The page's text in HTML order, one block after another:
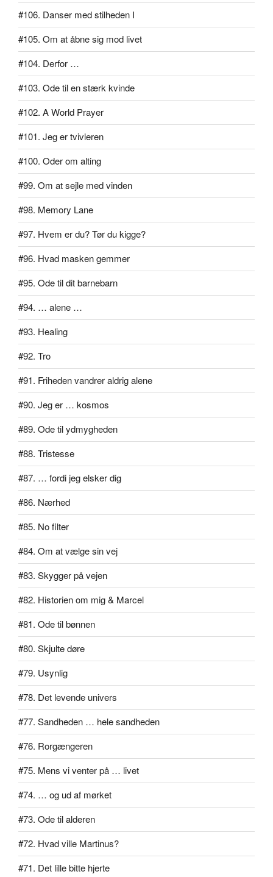
#106. Danser med stilheden I
#105. Om at åbne sig mod livet
#104. Derfor …
#103. Ode til en stærk kvinde
#102. A World Prayer
#101. Jeg er tvivleren
#100. Oder om alting
#99. Om at sejle med vinden
#98. Memory Lane
#97. Hvem er du? Tør du kigge?
#96. Hvad masken gemmer
#95. Ode til dit barnebarn
#94. … alene …
#93. Healing
#92. Tro
#91. Friheden vandrer aldrig alene
#90. Jeg er … kosmos
#89. Ode til ydmygheden
#88. Tristesse
#87. … fordi jeg elsker dig
#86. Nærhed
#85. No filter
#84. Om at vælge sin vej
#83. Skygger på vejen
#82. Historien om mig & Marcel
#81. Ode til bønnen
#80. Skjulte døre
#79. Usynlig
#78. Det levende univers
#77. Sandheden … hele sandheden
#76. Rorgængeren
#75. Mens vi venter på … livet
#74. … og ud af mørket
#73. Ode til alderen
#72. Hvad ville Martinus?
#71. Det lille bitte hjerte